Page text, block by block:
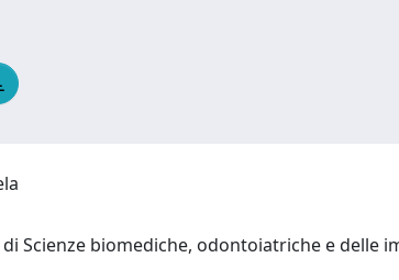
Scienze biomediche, odontoiatriche e delle